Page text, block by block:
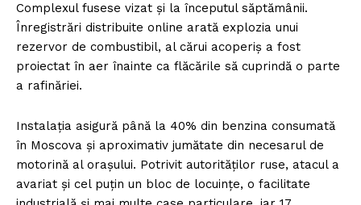
Complexul fusese vizat și la începutul săptămânii.
Înregistrări distribuite online arată explozia unui
rezervor de combustibil, al cărui acoperiș a fost
proiectat în aer înainte ca flăcările să cuprindă o parte
a rafinăriei.
Instalația asigură până la 40% din benzina consumată
în Moscova și aproximativ jumătate din necesarul de
motorină al orașului. Potrivit autorităților ruse, atacul a
avariat și cel puțin un bloc de locuințe, o facilitate